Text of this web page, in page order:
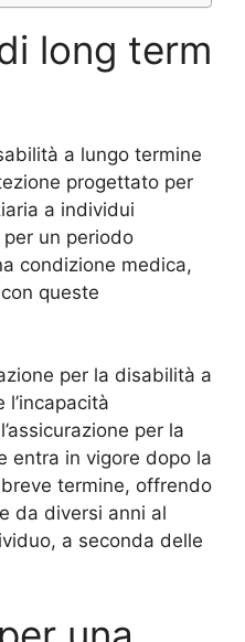
long term
a lungo termine
progettato per
a individui
un periodo
condizione medica,
queste
per la disabilità a
per la
entra in vigore dopo la
termine, offrendo
da diversi anni al
a seconda delle